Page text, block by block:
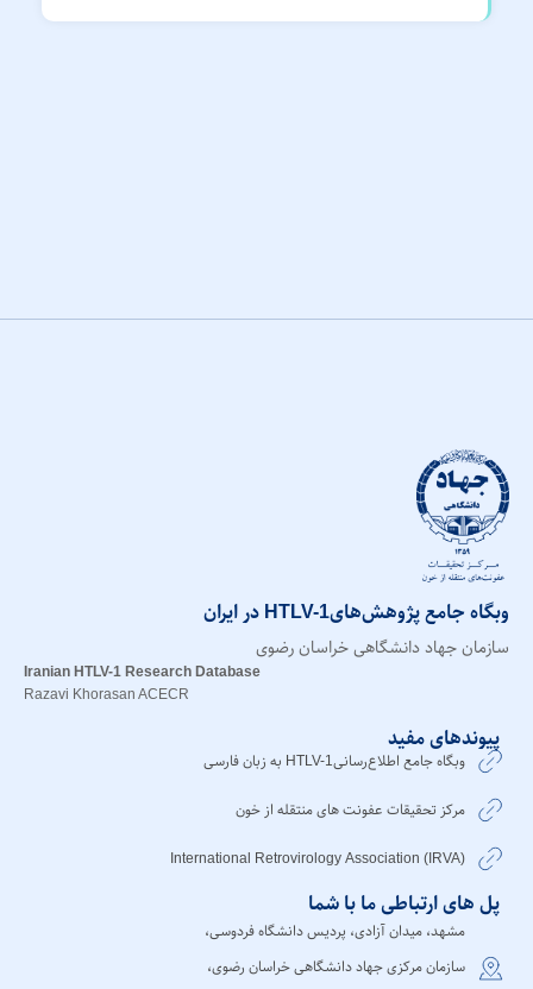
وبگاه جامع پژوهش‌هایHTLV-1 در ایران
سازمان جهاد دانشگاهی خراسان رضوی
Iranian HTLV-1 Research Database
Razavi Khorasan ACECR
پیوندهای مفید
وبگاه جامع اطلاع‌رسانیHTLV-1 به زبان فارسی
مرکز تحقیقات عفونت های منتقله از خون
International Retrovirology Association (IRVA)
پل های ارتباطی ما با شما
مشهد، میدان آزادی، پردیس دانشگاه فردوسی،
سازمان مرکزی جهاد دانشگاهی خراسان رضوی،